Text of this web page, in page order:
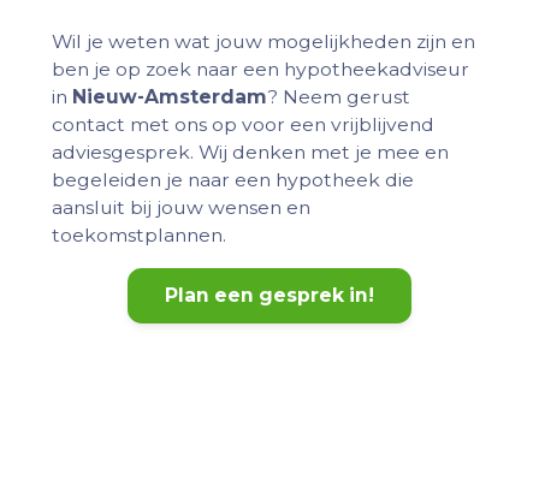
Wil je weten wat jouw mogelijkheden zijn en
ben je op zoek naar een hypotheekadviseur
in Nieuw-Amsterdam? Neem gerust
contact met ons op voor een vrijblijvend
adviesgesprek. Wij denken met je mee en
begeleiden je naar een hypotheek die
aansluit bij jouw wensen en
toekomstplannen.
Plan een gesprek in!